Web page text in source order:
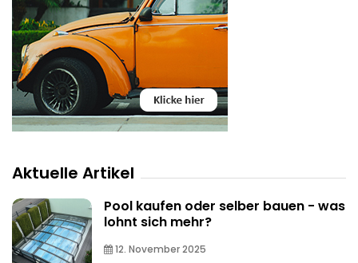
Aktuelle Artikel
Pool kaufen oder selber bauen - was
lohnt sich mehr?
12. November 2025